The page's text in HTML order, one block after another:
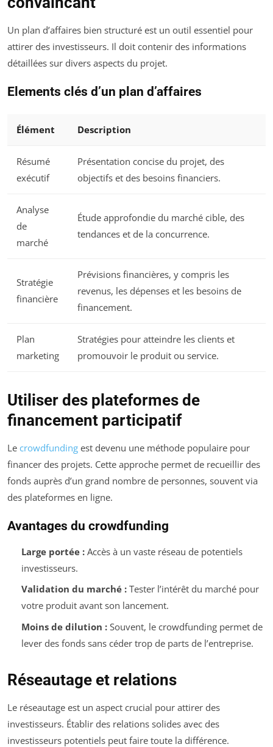
Un plan d’affaires bien structuré est un outil essentiel pour
attirer des investisseurs. Il doit contenir des informations
détaillées sur divers aspects du projet.
Elements clés d’un plan d’affaires
Élément Description
Résumé
exécutif
Présentation concise du projet, des
objectifs et des besoins financiers.
Analyse
de
marché
Étude approfondie du marché cible, des
tendances et de la concurrence.
Stratégie
financière
Prévisions financières, y compris les
revenus, les dépenses et les besoins de
financement.
Plan
marketing
Stratégies pour atteindre les clients et
promouvoir le produit ou service.
Utiliser des plateformes de
financement participatif
Le crowdfunding est devenu une méthode populaire pour
financer des projets. Cette approche permet de recueillir des
fonds auprès d’un grand nombre de personnes, souvent via
des plateformes en ligne.
Avantages du crowdfunding
Large portée :Accès à un vaste réseau de potentiels
investisseurs.
Validation du marché :Tester l’intérêt du marché pour
votre produit avant son lancement.
Moins de dilution :Souvent, le crowdfunding permet de
lever des fonds sans céder trop de parts de l’entreprise.
Réseautage et relations
Le réseautage est un aspect crucial pour attirer des
investisseurs. Établir des relations solides avec des
investisseurs potentiels peut faire toute la différence.